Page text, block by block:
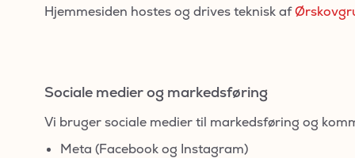
Hjemmesiden hostes og drives teknisk af
Sociale medier og markedsføring
Vi bruger sociale medier til markedsføring og
Meta (Facebook og Instagram)